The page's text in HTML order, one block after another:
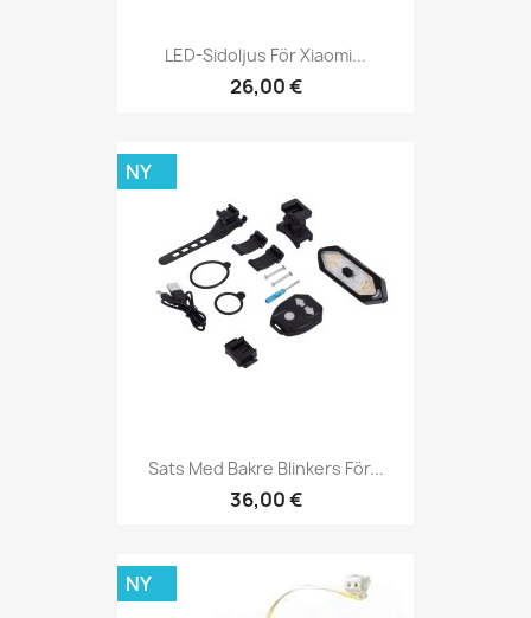
LED-Sidoljus För Xiaomi...
26,00 €
Sats Med Bakre Blinkers För...
36,00 €
NY
NY